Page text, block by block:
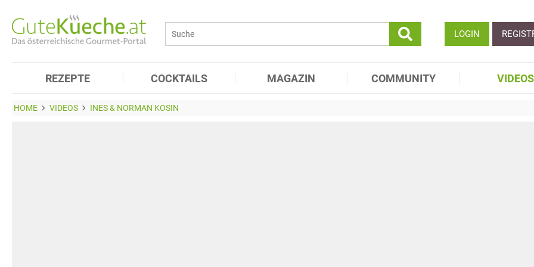
LOGIN
REZEPTE COCKTAILS MAGAZIN COMMUNITY VIDEOS
HOME VIDEOS INES & NORMAN KOSIN